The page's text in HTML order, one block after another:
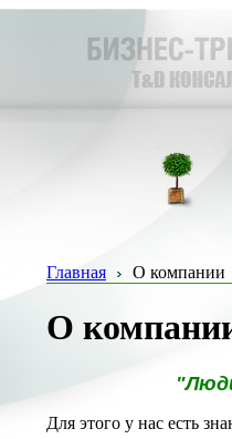
Главная О компании
О
Для этого у нас есть